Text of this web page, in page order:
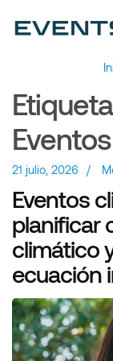
Eventos
21 julio, 2026 /
Eventos
planificar
climático
ecuación